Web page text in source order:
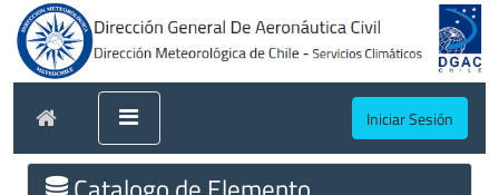
Iniciar Sesión